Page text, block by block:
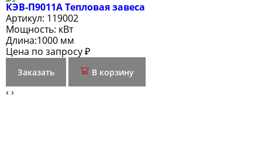
КЭВ-П9011A Тепловая завеса
Артикул: 119002
Мощность: кВт
Длина:1000 мм
Цена по запросу ₽
Заказать В корзину
‹ ›